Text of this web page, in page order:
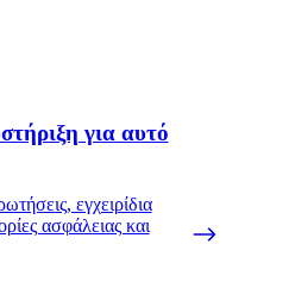
για αυτό
εγχειρίδια
ασφάλειας και